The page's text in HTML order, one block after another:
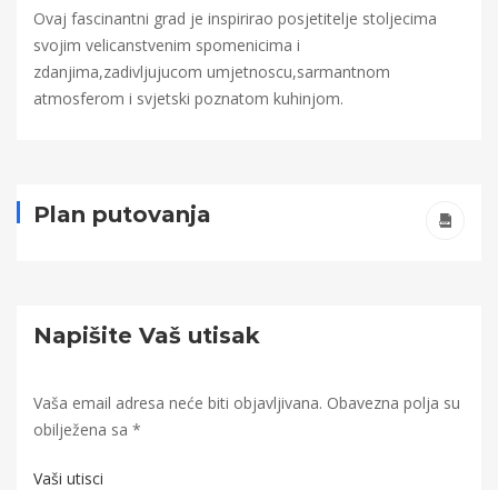
Ovaj fascinantni grad je inspirirao posjetitelje stoljecima
svojim velicanstvenim spomenicima i
zdanjima,zadivljujucom umjetnoscu,sarmantnom
atmosferom i svjetski poznatom kuhinjom.
Plan putovanja
Napišite Vaš utisak
Vaša email adresa neće biti objavljivana. Obavezna polja su
obilježena sa *
Vaši utisci